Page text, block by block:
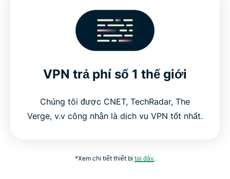
VPN trả phí số 1 thế giới
Chúng tôi được CNET, TechRadar, The
Verge, v.v công nhận là dịch vụ VPN tốt nhất.
*Xem chi tiết thiết bị tại đây.